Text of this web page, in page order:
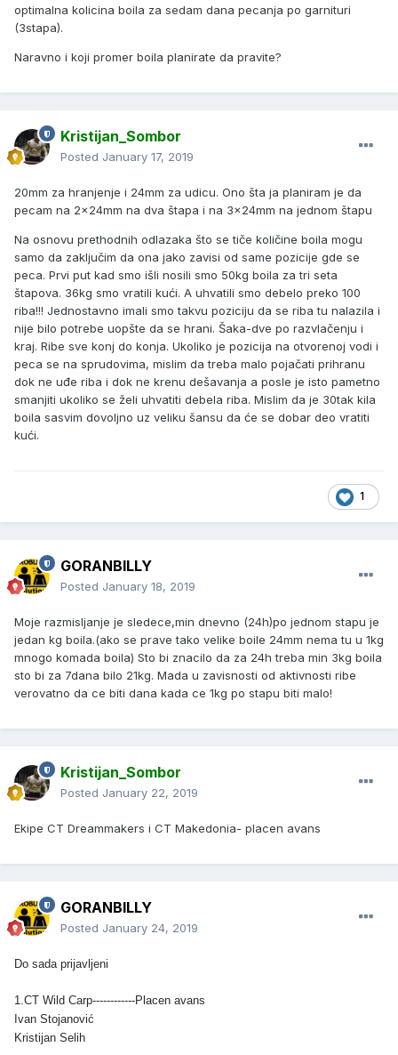
optimalna kolicina boila za sedam dana pecanja po garnituri
(3stapa).
Naravno i koji promer boila planirate da pravite?
Kristijan_Sombor
Posted January 17, 2019
20mm za hranjenje i 24mm za udicu. Ono šta ja planiram je da
pecam na 2x24mm na dva štapa i na 3x24mm na jednom štapu
Na osnovu prethodnih odlazaka što se tiče količine boila mogu
samo da zaključim da ona jako zavisi od same pozicije gde se
peca. Prvi put kad smo išli nosili smo 50kg boila za tri seta
štapova. 36kg smo vratili kući. A uhvatili smo debelo preko 100
riba!!! Jednostavno imali smo takvu poziciju da se riba tu nalazila i
nije bilo potrebe uopšte da se hrani. Šaka-dve po razvlačenju i
kraj. Ribe sve konj do konja. Ukoliko je pozicija na otvorenoj vodi i
peca se na sprudovima, mislim da treba malo pojačati prihranu
dok ne uđe riba i dok ne krenu dešavanja a posle je isto pametno
smanjiti ukoliko se želi uhvatiti debela riba. Mislim da je 30tak kila
boila sasvim dovoljno uz veliku šansu da će se dobar deo vratiti
kući.
1
GORANBILLY
Posted January 18, 2019
Moje razmisljanje je sledece,min dnevno (24h)po jednom stapu je
jedan kg boila.(ako se prave tako velike boile 24mm nema tu u 1kg
mnogo komada boila) Sto bi znacilo da za 24h treba min 3kg boila
sto bi za 7dana bilo 21kg. Mada u zavisnosti od aktivnosti ribe
verovatno da ce biti dana kada ce 1kg po stapu biti malo!
Kristijan_Sombor
Posted January 22, 2019
Ekipe CT Dreammakers i CT Makedonia- placen avans
GORANBILLY
Posted January 24, 2019
Do sada prijavljeni
1.CT Wild Carp------------Placen avans
Ivan Stojanović
Kristijan Selih